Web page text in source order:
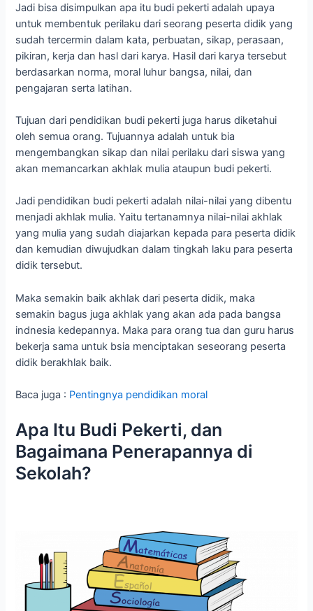
Jadi bisa disimpulkan apa itu budi pekerti adalah upaya
untuk membentuk perilaku dari seorang peserta didik yang
sudah tercermin dalam kata, perbuatan, sikap, perasaan,
pikiran, kerja dan hasl dari karya. Hasil dari karya tersebut
berdasarkan norma, moral luhur bangsa, nilai, dan
pengajaran serta latihan.
Tujuan dari pendidikan budi pekerti juga harus diketahui
oleh semua orang. Tujuannya adalah untuk bia
mengembangkan sikap dan nilai perilaku dari siswa yang
akan memancarkan akhlak mulia ataupun budi pekerti.
Jadi pendidikan budi pekerti adalah nilai-nilai yang dibentu
menjadi akhlak mulia. Yaitu tertanamnya nilai-nilai akhlak
yang mulia yang sudah diajarkan kepada para peserta didik
dan kemudian diwujudkan dalam tingkah laku para peserta
didik tersebut.
Maka semakin baik akhlak dari peserta didik, maka
semakin bagus juga akhlak yang akan ada pada bangsa
indnesia kedepannya. Maka para orang tua dan guru harus
bekerja sama untuk bsia menciptakan seseorang peserta
didik berakhlak baik.
Baca juga : Pentingnya pendidikan moral
Apa Itu Budi Pekerti, dan
Bagaimana Penerapannya di
Sekolah?